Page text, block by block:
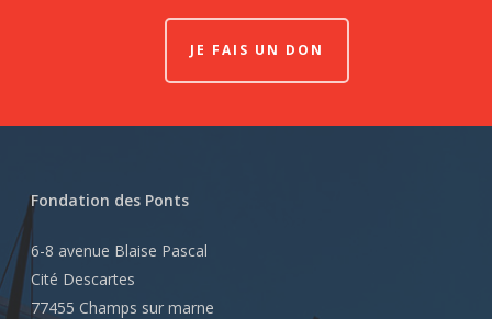
JE FAIS UN DON
Fondation des Ponts
6-8 avenue Blaise Pascal
Cité Descartes
77455 Champs sur marne